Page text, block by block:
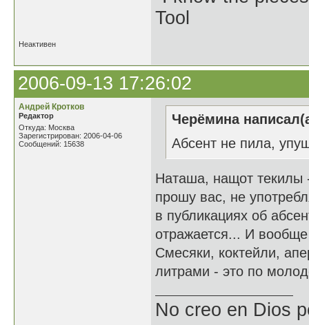
Tool
Неактивен
2006-09-13 17:26:02
Андрей Кротков
Редактор
Откуда: Москва
Зарегистрирован: 2006-04-06
Сообщений: 15638
Черёмина
Абсент не пила,
Наташа, нащот текилы
прошу вас, не
в публикациях об
отражается... И
Смесяки, коктейли,
литрами - это по
No creo en Dios